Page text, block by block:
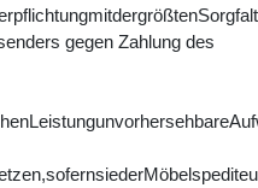
gegen Zahlung des